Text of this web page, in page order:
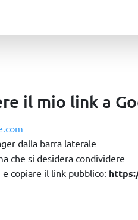
il mio link a
dalla barra laterale
che si desidera condividere
e copiare il link pubblico: